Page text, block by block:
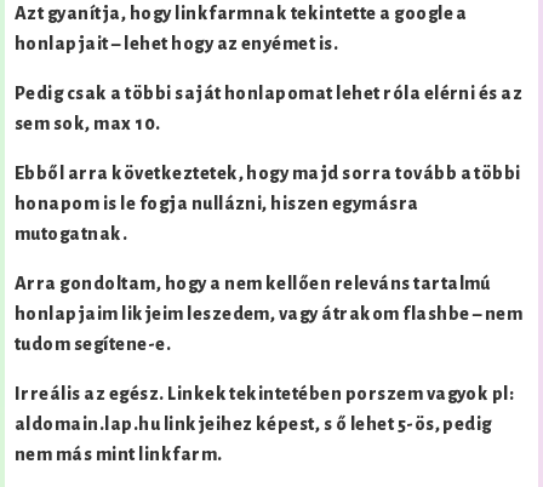
Azt gyanítja, hogy linkfarmnak tekintette a google a
honlapjait – lehet hogy az enyémet is.
Pedig csak a többi saját honlapomat lehet róla elérni és az
sem sok, max 10.
Ebből arra következtetek, hogy majd sorra tovább a többi
honapom is le fogja nullázni, hiszen egymásra
mutogatnak.
Arra gondoltam, hogy a nem kellően releváns tartalmú
honlapjaim likjeim leszedem, vagy átrakom flashbe – nem
tudom segítene-e.
Irreális az egész. Linkek tekintetében porszem vagyok pl:
aldomain.lap.hu linkjeihez képest, s ő lehet 5-ös, pedig
nem más mint linkfarm.